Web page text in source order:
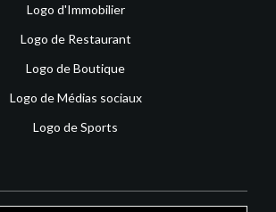
Logo d'Immobilier
Logo de Restaurant
Logo de Boutique
Logo de Médias sociaux
Logo de Sports